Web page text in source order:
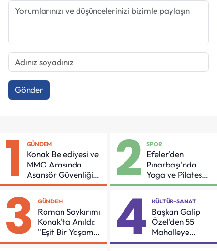
Gönder
1 GÜNDEM
Konak Belediyesi ve
MMO Arasında
Asansör Güvenliği
İçin Önemli Protokol
2 SPOR
Efeler'den
Pınarbaşı'nda
Yoga ve Pilates
Buluşması
3 GÜNDEM
Roman Soykırımı
Konak'ta Anıldı:
"Eşit Bir Yaşam
İçin Mücadeleyi
4 KÜLTÜR-SANAT
Başkan Galip
Özel'den 55
Mahalleye
Çocuk Şenliği